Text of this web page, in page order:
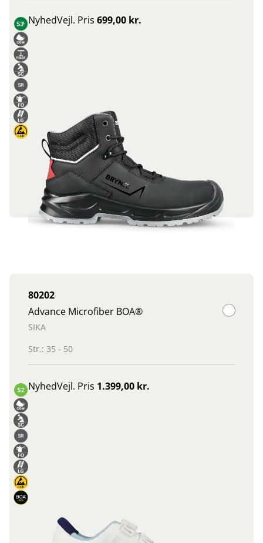
NyhedVejl. Pris 699,00 kr.
80202
Advance Microfiber BOA®
SIKA
Str.: 35 - 50
NyhedVejl. Pris 1.399,00 kr.